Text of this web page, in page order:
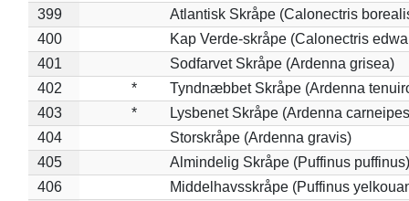
399
Atlantisk Skråpe (Calonectris
400
Kap Verde-skråpe (Calonectris
401
Sodfarvet Skråpe (Ardenna grisea)
402
*
Tyndnæbbet Skråpe (Ardenna
403
*
Lysbenet Skråpe (Ardenna
404
Storskråpe (Ardenna gravis)
405
Almindelig Skråpe (Puffinus puffinus)
406
Middelhavsskråpe (Puffinus